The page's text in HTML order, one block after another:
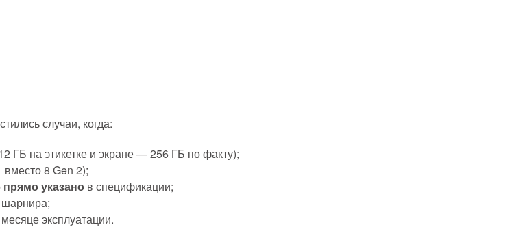
случаи, когда:
ГБ на этикетке и экране — 256 ГБ по факту);
8 Gen 2);
прямо указано в спецификации;
эксплуатации.